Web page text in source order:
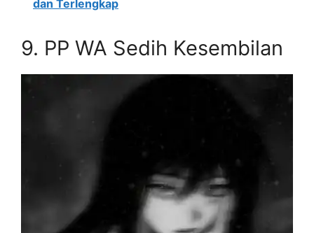
dan Terlengkap
9. PP WA Sedih Kesembilan